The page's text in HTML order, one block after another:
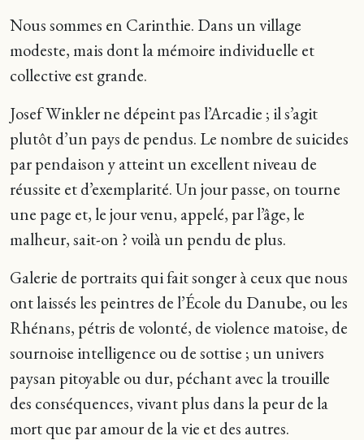
Nous sommes en Carinthie. Dans un village
modeste, mais dont la mémoire individuelle et
collective est grande.
Josef Winkler ne dépeint pas l’Arcadie ; il s’agit
plutôt d’un pays de pendus. Le nombre de suicides
par pendaison y atteint un excellent niveau de
réussite et d’exemplarité. Un jour passe, on tourne
une page et, le jour venu, appelé, par l’âge, le
malheur, sait-on ? voilà un pendu de plus.
Galerie de portraits qui fait songer à ceux que nous
ont laissés les peintres de l’École du Danube, ou les
Rhénans, pétris de volonté, de violence matoise, de
sournoise intelligence ou de sottise ; un univers
paysan pitoyable ou dur, péchant avec la trouille
des conséquences, vivant plus dans la peur de la
mort que par amour de la vie et des autres.